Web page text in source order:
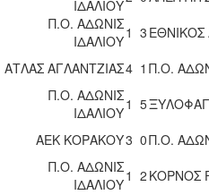
ΙΔΑΛΙΟΥ
Π.Ο. ΑΔΩΝΙΣ
ΙΔΑΛΙΟΥ1 3 ΕΘΝΙΚΟΣ
ΑΤΛΑΣ ΑΓΛΑΝΤΖΙΑΣ4 1 Π.Ο.
Π.Ο. ΑΔΩΝΙΣ
ΙΔΑΛΙΟΥ1 5
ΑΕΚ ΚΟΡΑΚΟΥ3 0Π.Ο.
Π.Ο. ΑΔΩΝΙΣ
ΙΔΑΛΙΟΥ1 2 ΚΟΡΝΟΣ